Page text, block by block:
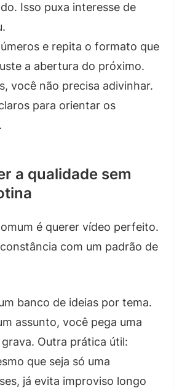
Isso puxa interesse de
e repita o formato que
a abertura do próximo.
você não precisa adivinhar.
para orientar os
a qualidade sem
é querer vídeo perfeito.
com um padrão de
banco de ideias por tema.
assunto, você pega uma
Outra prática útil:
que seja só uma
já evita improviso longo